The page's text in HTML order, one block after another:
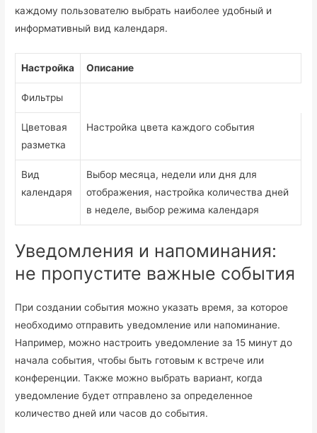
каждому пользователю выбрать наиболее удобный и
информативный вид календаря.
Настройка Описание
Фильтры
Цветовая
разметка
Настройка цвета каждого события
Вид
календаря
Выбор месяца, недели или дня для
отображения, настройка количества дней
в неделе, выбор режима календаря
Уведомления и напоминания:
не пропустите важные события
При создании события можно указать время, за которое
необходимо отправить уведомление или напоминание.
Например, можно настроить уведомление за 15 минут до
начала события, чтобы быть готовым к встрече или
конференции. Также можно выбрать вариант, когда
уведомление будет отправлено за определенное
количество дней или часов до события.